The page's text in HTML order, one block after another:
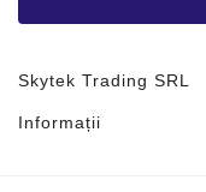
Skytek Trading SRL
Informații